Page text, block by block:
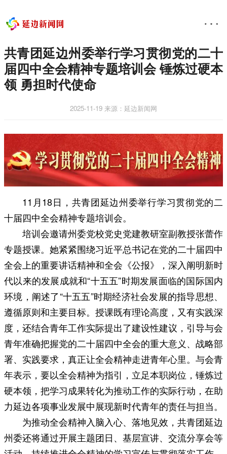
共青团延边州委举行学习贯彻党的二十
届四中全会精神专题培训会 锤炼过硬本
领 勇担时代使命
2025-11-19 来源：延边新闻网
11月18日，共青团延边州委举行学习贯彻党的二
十届四中全会精神专题培训会。
培训会邀请州委党校党史党建教研室副教授张蕾作
专题授课。她紧紧围绕习近平总书记在党的二十届四中
全会上的重要讲话精神和全会《公报》，深入阐明新时
代以来的发展成就和“十五五”时期发展面临的国际国内
环境，阐述了“十五五”时期经济社会发展的指导思想、
遵循原则和主要目标。授课既有理论高度，又有实践深
度，还结合青年工作实际提出了建设性建议，引导与会
青年准确把握党的二十届四中全会的重大意义、战略部
署、实践要求，真正让全会精神走进青年心里。与会青
年表示，要以全会精神为指引，立足本职岗位，锤炼过
硬本领，把学习成果转化为推动工作的实际行动，在助
力延边各项事业发展中展现新时代青年的责任与担当。
为推动全会精神入脑入心、落地见效，共青团延边
州委还将通过开展主题团日、基层宣讲、交流分享会等